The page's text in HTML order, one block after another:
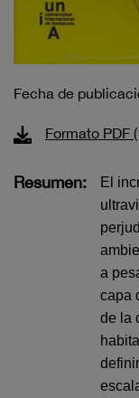
Fecha de
Formato PDF
Resumen:
El
a
capa
de la